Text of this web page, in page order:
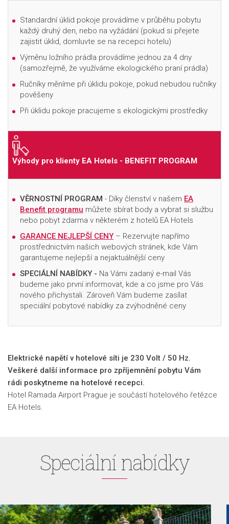
Standardní úklid pokoje provádíme v průběhu pobytu
každý druhý den, nebo na vyžádání (pokud si přejete
zajistit úklid, domluvte se na recepci hotelu)
Výměnu ložního prádla provádíme jednou za 4 dny
(samozřejmě, že využíváme ekologického praní prádla)
Ručníky měníme při úklidu pokoje, pokud nebudou ručníky
pověšeny
Při úklidu pokoje pracujeme s ekologickými prostředky
Výhody pro klienty EA Hotels - BENEFIT PROGRAM
VĚRNOSTNÍ PROGRAM - Díky členství v našem EA
Benefit programu můžete sbírat body a vybrat si službu
nebo pobyt zdarma v některém z hotelů EA Hotels
GARANCE NEJLEPŠÍ CENY– Rezervujte napřímo
prostřednictvím našich webových stránek, kde Vám
garantujeme nejlepší a nejaktuálnější ceny
SPECIÁLNÍ NABÍDKY - Na Vámi zadaný e-mail Vás
budeme jako první informovat, kde a co jsme pro Vás
nového přichystali. Zároveň Vám budeme zasílat
speciální pobytové nabídky za zvýhodněné ceny
Elektrické napětí v hotelové síti je 230 Volt / 50 Hz.
Veškeré další informace pro zpříjemnění pobytu Vám
rádi poskytneme na hotelové recepci.
Hotel Ramada Airport Prague je součástí hotelového řetězce
EA Hotels.
Speciální nabídky